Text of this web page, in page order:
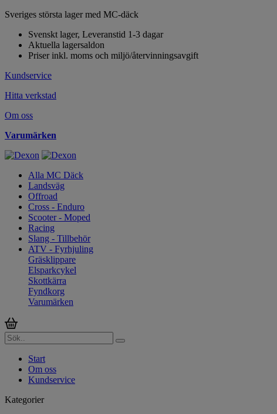
Sveriges största lager med MC-däck
Svenskt lager, Leveranstid 1-3 dagar
Aktuella lagersaldon
Priser inkl. moms och miljö/återvinningsavgift
Kundservice
Hitta verkstad
Om oss
Varumärken
Alla MC Däck
Landsväg
Offroad
Cross - Enduro
Scooter - Moped
Racing
Slang - Tillbehör
ATV - Fyrhjuling
Gräsklippare
Elsparkcykel
Skottkärra
Fyndkorg
Varumärken
Start
Om oss
Kundservice
Kategorier